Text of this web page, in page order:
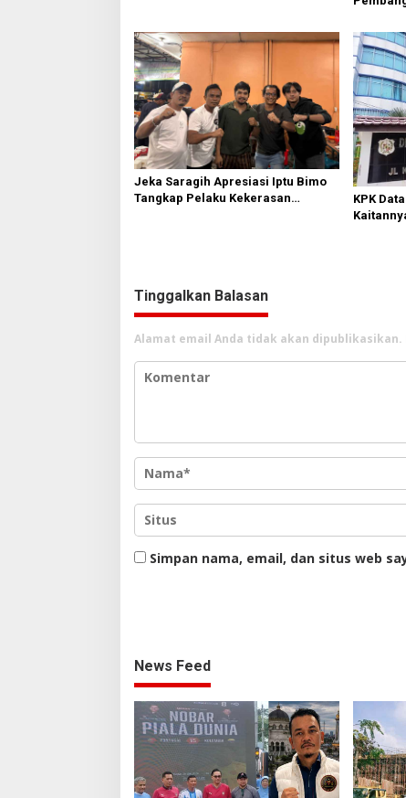
Jeka Saragih Apresiasi Iptu Bimo
Tangkap Pelaku Kekerasan
KPK
Tinggalkan Balasan
Alamat email Anda tidak akan dipublikasikan.
Simpan nama, email, dan situs web
News Feed